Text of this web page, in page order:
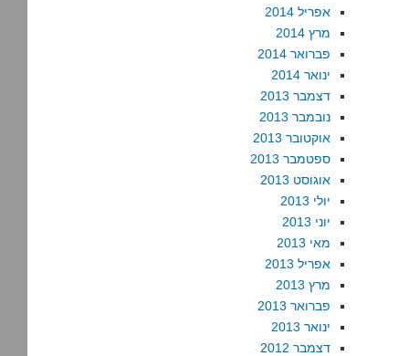
אפריל 2014
מרץ 2014
פברואר 2014
ינואר 2014
דצמבר 2013
נובמבר 2013
אוקטובר 2013
ספטמבר 2013
אוגוסט 2013
יולי 2013
יוני 2013
מאי 2013
אפריל 2013
מרץ 2013
פברואר 2013
ינואר 2013
דצמבר 2012